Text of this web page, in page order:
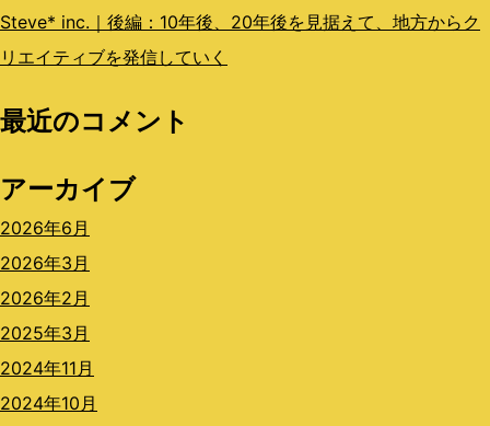
Steve* inc.｜後編：10年後、20年後を見据えて、地方からク
リエイティブを発信していく
最近のコメント
アーカイブ
2026年6月
2026年3月
2026年2月
2025年3月
2024年11月
2024年10月